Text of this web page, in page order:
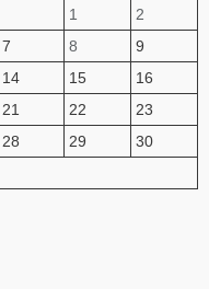
1
2
7 8
9
14 15
16
21 22
23
28 29
30